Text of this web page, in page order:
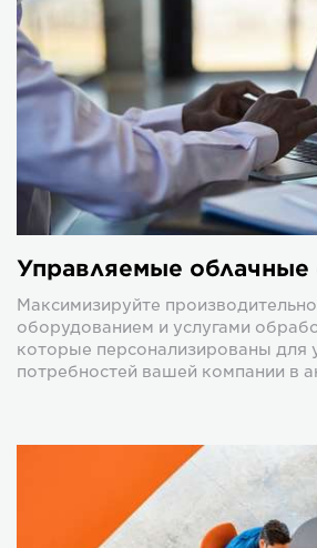
Управляемые облачные
Максимизируйте
оборудованием и услугами
которые персонализированы для
потребностей вашей компании в